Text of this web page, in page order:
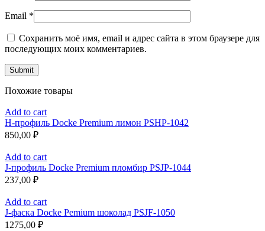
Email *
Сохранить моё имя, email и адрес сайта в этом браузере для
последующих моих комментариев.
Похожие товары
Add to cart
H-профиль Docke Premium лимон PSHP-1042
850,00 ₽
Add to cart
J-профиль Docke Premium пломбир PSJP-1044
237,00 ₽
Add to cart
J-фаска Docke Pemium шоколад PSJF-1050
1275,00 ₽